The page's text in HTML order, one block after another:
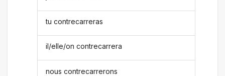
tu contrecarreras
il/elle/on contrecarrera
nous contrecarrerons